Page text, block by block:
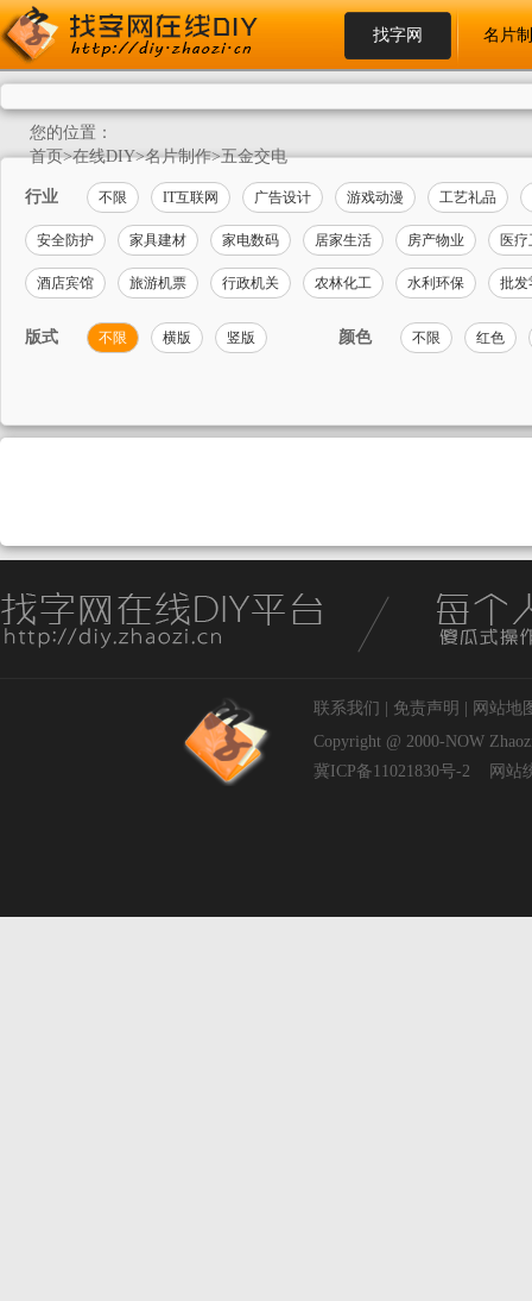
找字网 名片
您的位置：
首页>在线DIY>名片制作>五金交电
行业 不限 IT互联网 广告设计 游戏动漫 工艺礼品
安全防护 家具建材 家电数码 居家生活 房产物业 医
酒店宾馆 旅游机票 行政机关 农林化工 水利环保 批发
版式 不限 横版 竖版 颜色 不限 红色
联系我们 免责声明
网站地
Copyright @ 2000-NOW
冀ICP备11021830号-2
网站